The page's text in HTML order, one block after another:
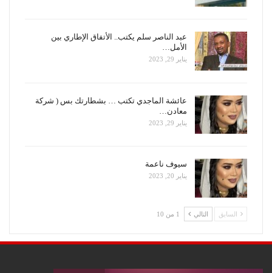
عبد الناصر سلم يكتب.. الأتفاق الإطاري بين
الأمل…
يناير 29, 2023
عائشة الماجدي تكتب … بشطارتك بس ( شركة
معادن…
يناير 29, 2023
سيوف ناعمة
يناير 20, 2023
السابق التالي 1 من 10